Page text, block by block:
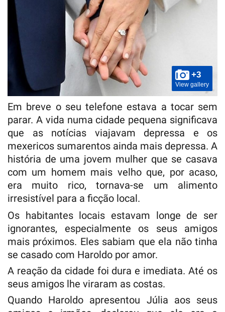
+3
View gallery
Em breve o seu telefone estava a tocar sem
parar. A vida numa cidade pequena significava
que as notícias viajavam depressa e os
mexericos sumarentos ainda mais depressa. A
história de uma jovem mulher que se casava
com um homem mais velho que, por acaso,
era muito rico, tornava-se um alimento
irresistível para a ficção local.
Os habitantes locais estavam longe de ser
ignorantes, especialmente os seus amigos
mais próximos. Eles sabiam que ela não tinha
se casado com Haroldo por amor.
A reação da cidade foi dura e imediata. Até os
seus amigos lhe viraram as costas.
Quando Haroldo apresentou Júlia aos seus